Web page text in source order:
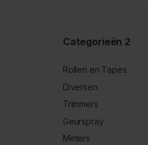
Categorieën 2
Rollen en Tapes
Diversen
Trimmers
Geurspray
Meters